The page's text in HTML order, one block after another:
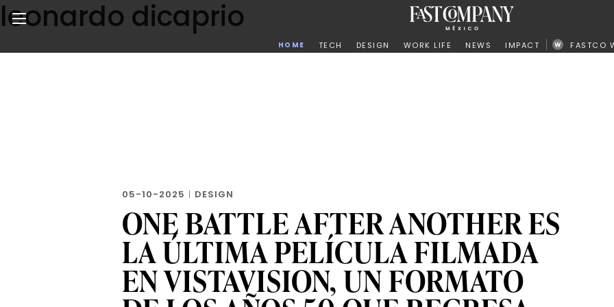
Skip
to
content
Noticias de negocios, innovación, tecnología y diseño
HOME TECH DESIGN WORK LIFE NEWS IMPACT FASTCO
leonardo dicaprio
05-10-2025 | DESIGN
ONE BATTLE AFTER ANOTHER ES
LA ÚLTIMA PELÍCULA FILMADA
EN VISTAVISION, UN FORMATO